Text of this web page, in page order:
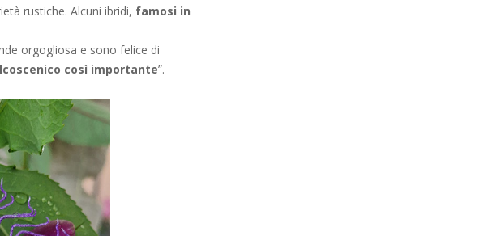
rustiche. Alcuni ibridi, famosi in
orgogliosa e sono felice di
così importante”.